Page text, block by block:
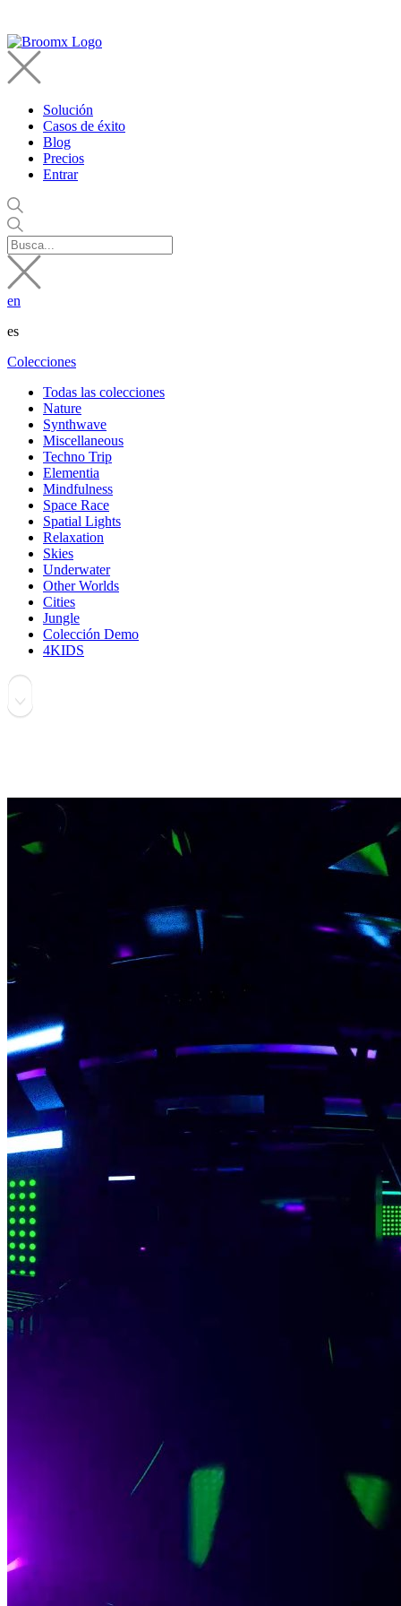
Solución
Casos de éxito
Blog
Precios
Entrar
en
es
Colecciones
Todas las colecciones
Nature
Synthwave
Miscellaneous
Techno Trip
Elementia
Mindfulness
Space Race
Spatial Lights
Relaxation
Skies
Underwater
Other Worlds
Cities
Jungle
Colección Demo
4KIDS